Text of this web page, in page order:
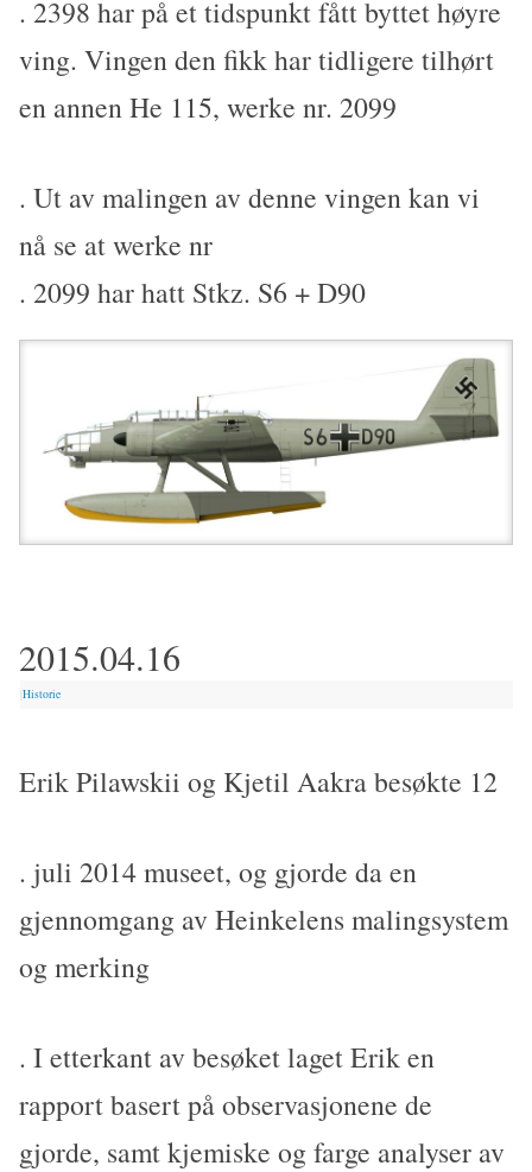
. 2398 har på et tidspunkt fått byttet høyre
ving. Vingen den fikk har tidligere tilhørt
en annen He 115, werke nr. 2099
. Ut av malingen av denne vingen kan vi
nå se at werke nr
. 2099 har hatt Stkz. S6 + D90
2015.04.16
|Historie
Erik Pilawskii og Kjetil Aakra besøkte 12
. juli 2014 museet, og gjorde da en
gjennomgang av Heinkelens malingsystem
og merking
. I etterkant av besøket laget Erik en
rapport basert på observasjonene de
gjorde, samt kjemiske og farge analyser av